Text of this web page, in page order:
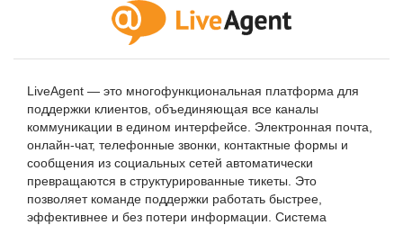
LiveAgent — это многофункциональная платформа для
поддержки клиентов, объединяющая все каналы
коммуникации в едином интерфейсе. Электронная почта,
онлайн-чат, телефонные звонки, контактные формы и
сообщения из социальных сетей автоматически
превращаются в структурированные тикеты. Это
позволяет команде поддержки работать быстрее,
эффективнее и без потери информации. Система